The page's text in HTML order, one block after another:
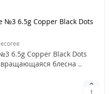
№3 6.5g Copper Black Dots
6.5g Copper Black Dots
вращающаяся блесна ..